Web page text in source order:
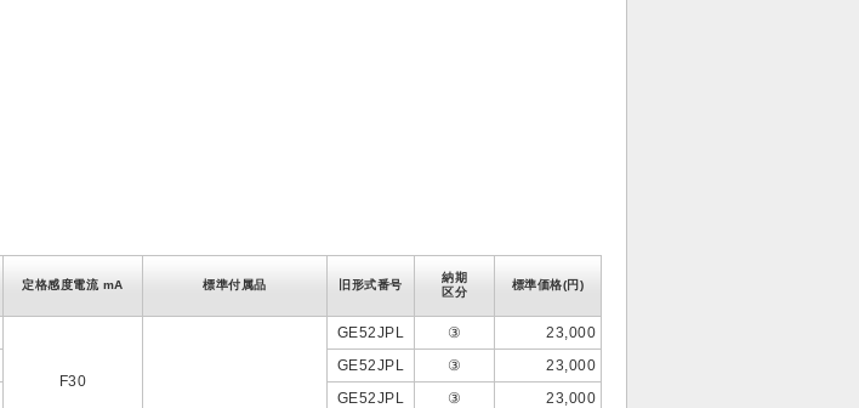
定格感度電流 mA 標準付属品 旧形式番号
納期
区分
標準価格(円)
F30
GE52JPL ③
23,000
GE52JPL ③
23,000
GE52JPL ③
23,000